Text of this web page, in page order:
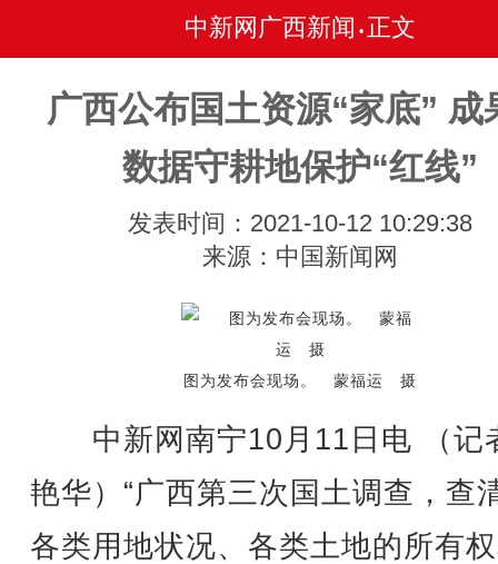
中新网广西新闻 • 正文
广西公布国土资源“家底” 成
数据守耕地保护“红线”
发表时间：2021-10-12 10:29:38
来源：中国新闻网
图为发布会现场。 蒙福运 摄
中新网南宁10月11日电 （记
艳华）“广西第三次国土调查，查
各类用地状况、各类土地的所有